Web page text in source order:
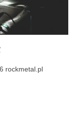
rockmetal.pl